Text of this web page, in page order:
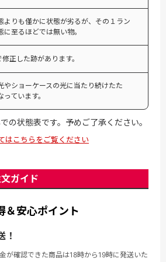
よりも僅かに状態が劣るが、その１ラン
に至るほどでは無い物。
正した跡があります。
やショーケースの光に当たり続けたた
ています。
の状態表です。予めご了承ください。
はこちらをご覧ください
ガイド
＆安心ポイント
！
が確認できた商品は18時から19時に発送いた